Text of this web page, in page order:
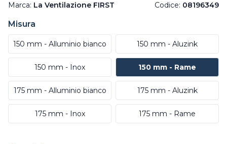
Marca: La Ventilazione FIRST Codice: 08196349
Misura
150 mm - Alluminio bianco 150 mm - Aluzink
150 mm - Inox 150 mm - Rame
175 mm - Alluminio bianco 175 mm - Aluzink
175 mm - Inox 175 mm - Rame